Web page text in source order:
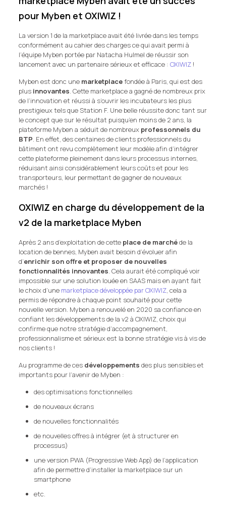
pour Myben et OXIWIZ !
La version 1 de la marketplace avait été livrée dans les temps
conformément au cahier des charges ce qui avait permi à
l’équipe Myben portée par Natacha Hulmel de réussir son
lancement avec un partenaire sérieux et efficace : OXIWIZ!
Myben est donc une marketplacefondée à Paris, qui est des
plus innovantes. Cette marketplace a gagné de nombreux prix
de l’innovation et réussi à s’ouvrir les incubateurs les plus
prestigieux tels que Station F. Une belle réussite donc tant sur
le concept que sur le résultat puisqu’en moins de 2 ans, la
plateforme Myben a séduit de nombreux professonnels du
BTP. En effet, des centaines de clients professionnels du
bâtiment ont revu complètement leur modèle afin d’intégrer
cette plateforme pleinement dans leurs processus internes,
réduisant ainsi considérablement leurs coûts et pour les
transporteurs, leur permettant de gagner de nouveaux
marchés !
OXIWIZ en charge du développement de la
v2 de la marketplace Myben
Après 2 ans d’exploitation de cette place de marchéde la
location de bennes, Myben avait besoin d’évoluer afin
d’enrichir son offre et proposer de nouvelles
fonctionnalités innovantes. Cela aurait été compliqué voir
impossible sur une solution louée en SAAS mais en ayant fait
le choix d’une marketplace développée par OXIWIZ, cela a
permis de répondre à chaque point souhaité pour cette
nouvelle version. Myben a renouvelé en 2020 sa confiance en
confiant les développements de la v2 à OXIWIZ, choix qui
confirme que notre stratégie d’accompagnement,
professionnalisme et sérieux est la bonne stratégie vis à vis de
nos clients !
Au programme de ces développements des plus sensibles et
importants pour l’avenir de Myben :
des optimisations fonctionnelles
de nouveaux écrans
de nouvelles fonctionnalités
de nouvelles offres à intégrer (et à structurer en
processus)
une version PWA (Progressive Web App) de l’application
afin de permettre d’installer la marketplace sur un
smartphone
etc.